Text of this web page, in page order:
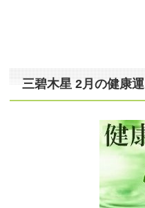
三碧木星 2月の健康運